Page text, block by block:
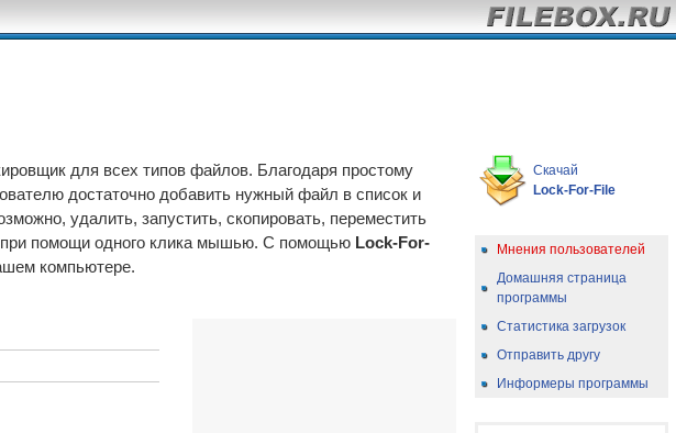
для всех типов файлов. Благодаря простому
достаточно добавить нужный файл в список и
удалить, запустить, скопировать, переместить
при помощи одного клика мышью. C помощью Lock-For-
компьютере.
Скачай
Lock-For-File
Мнения пользователей
Домашняя страница
программы
Статистика загрузок
Отправить другу
Информеры программы